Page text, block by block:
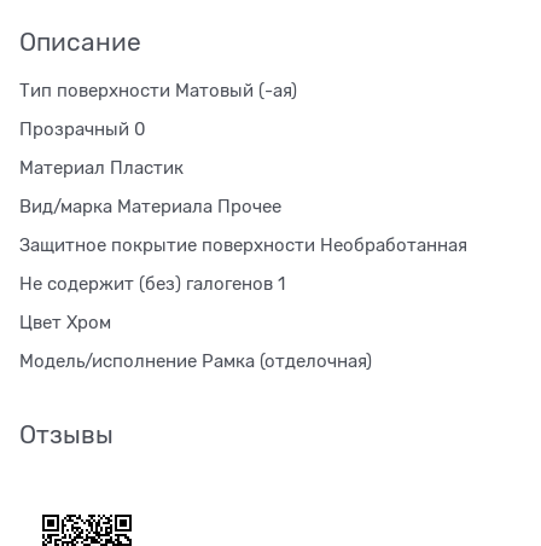
Описание
Тип поверхности Матовый (-ая)
Прозрачный 0
Материал Пластик
Вид/марка Материала Прочее
Защитное покрытие поверхности Необработанная
Не содержит (без) галогенов 1
Цвет Хром
Модель/исполнение Рамка (отделочная)
Отзывы